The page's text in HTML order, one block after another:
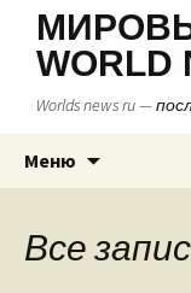
WORLD
Worlds news ru —
Меню
Все